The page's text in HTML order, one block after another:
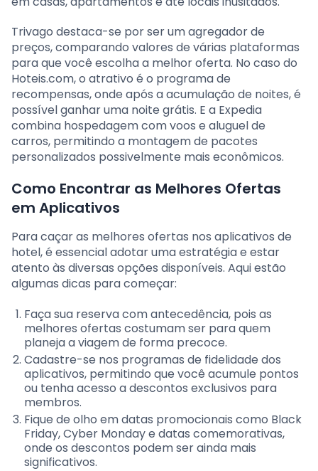
Trivago destaca-se por ser um agregador de
preços, comparando valores de várias plataformas
para que você escolha a melhor oferta. No caso do
Hoteis.com, o atrativo é o programa de
recompensas, onde após a acumulação de noites, é
possível ganhar uma noite grátis. E a Expedia
combina hospedagem com voos e aluguel de
carros, permitindo a montagem de pacotes
personalizados possivelmente mais econômicos.
Como Encontrar as Melhores Ofertas
em Aplicativos
Para caçar as melhores ofertas nos aplicativos de
hotel, é essencial adotar uma estratégia e estar
atento às diversas opções disponíveis. Aqui estão
algumas dicas para começar:
Faça sua reserva com antecedência, pois as
melhores ofertas costumam ser para quem
planeja a viagem de forma precoce.
Cadastre-se nos programas de fidelidade dos
aplicativos, permitindo que você acumule pontos
ou tenha acesso a descontos exclusivos para
membros.
Fique de olho em datas promocionais como Black
Friday, Cyber Monday e datas comemorativas,
onde os descontos podem ser ainda mais
significativos.